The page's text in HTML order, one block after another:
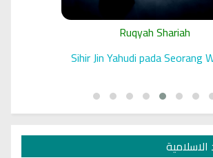
Ruqyah Shariah
Sihir Jin Yahudi pada Seorang
الاسلامية